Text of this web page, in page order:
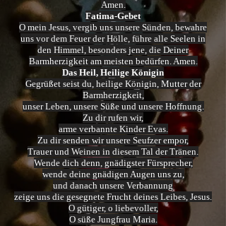
Amen.
Fatima-Gebet
O mein Jesus, vergib uns unsere Sünden, bewahre
uns vor dem Feuer der Hölle, führe alle Seelen in
den Himmel, besonders jene, die Deiner
Barmherzigkeit am meisten bedürfen. Amen.
Das Heil, Heilige Königin
Gegrüßet seist du, heilige Königin, Mutter der
Barmherzigkeit,
unser Leben, unsere Süße und unsere Hoffnung.
Zu dir rufen wir,
arme verbannte Kinder Evas.
Zu dir senden wir unsere Seufzer empor,
Trauer und Weinen in diesem Tal der Tränen.
Wende dich denn, gnädigster Fürsprecher,
wende deine gnädigen Augen uns zu,
und danach unsere Verbannung
zeige uns die gesegnete Frucht deines Leibes, Jesus.
O gütiger, o liebevoller,
O süße Jungfrau Maria.